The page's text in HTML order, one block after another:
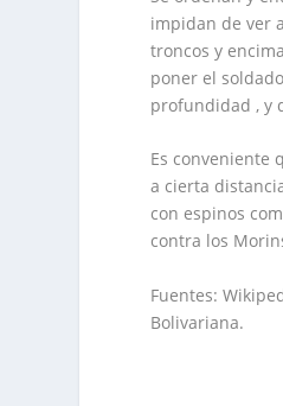
impidan de ver
troncos y
poner el
profundidad , y
Es conveniente
a cierta
con espinos
contra los
Fuentes:
Bolivariana.